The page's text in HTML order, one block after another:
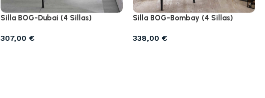
Silla BOG-Dubai (4 Sillas)
307,00€
Silla BOG-Bombay (4 Sillas)
338,00€